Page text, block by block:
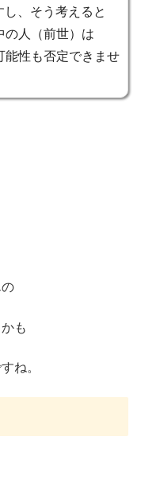
、そう考えると
の人（前世）は
性も否定できませ
も
ね。